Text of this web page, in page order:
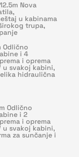
12.5m Nova
u kabinama
trupa,
Odlično
i 4
i oprema
u svakoj kabini,
hidraulična
Odlično
i 2
i oprema
u svakoj kabini,
za sunčanje i